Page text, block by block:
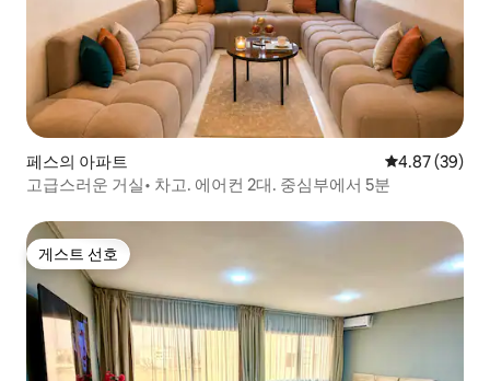
페스의 아파트 평점 4.87점(5
4.87 (39)
고급스러운 거실• 차고. 에어컨 2대. 중심부에서 5분
게스트 선호
게스트 선호